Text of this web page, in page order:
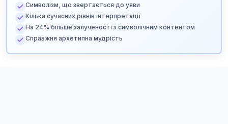
Символізм, що звертається до уяви
Кілька сучасних рівнів інтерпретації
На 24% більше залученості з символічним контентом
Справжня архетипна мудрість